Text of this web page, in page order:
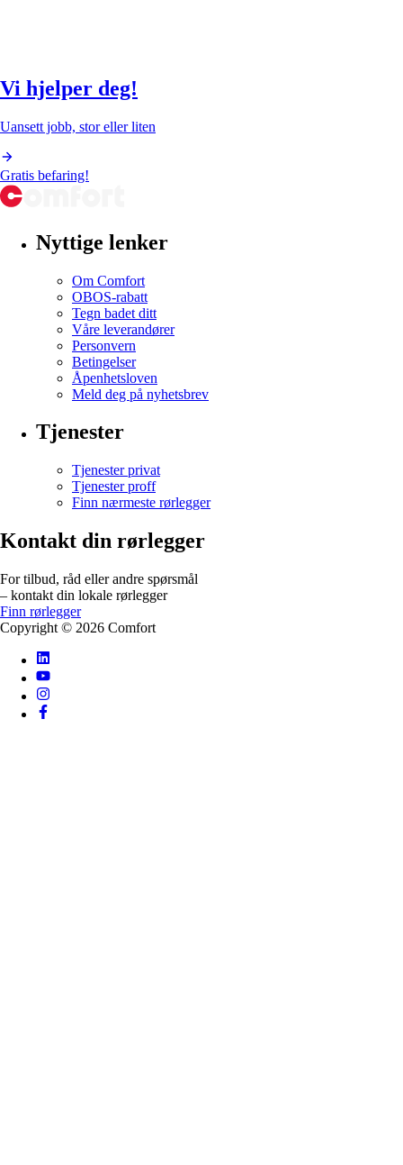
Vi hjelper deg!
Uansett jobb, stor eller liten
Gratis befaring!
Nyttige lenker
Om Comfort
OBOS-rabatt
Tegn badet ditt
Våre leverandører
Personvern
Betingelser
Åpenhetsloven
Meld deg på nyhetsbrev
Tjenester
Tjenester privat
Tjenester proff
Finn nærmeste rørlegger
Kontakt din rørlegger
For tilbud, råd eller andre spørsmål
– kontakt din lokale rørlegger
Finn rørlegger
Copyright © 2026 Comfort